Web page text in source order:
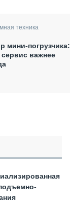
техника
мини-погрузчика:
сервис важнее